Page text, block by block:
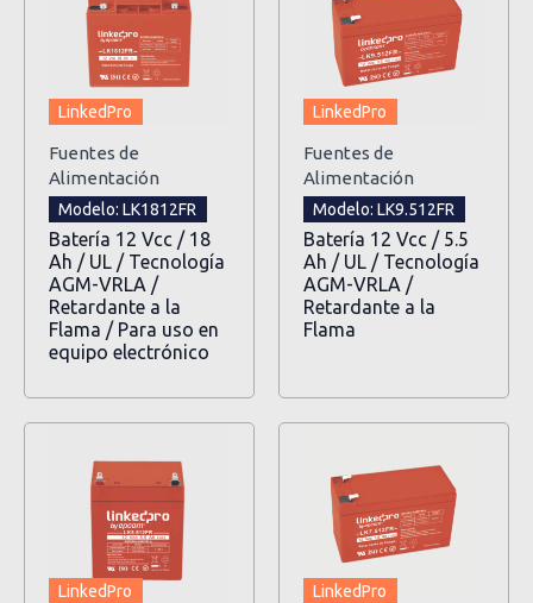
LinkedPro
Fuentes de
Alimentación
Modelo: LK1812FR
Batería 12 Vcc / 18
Ah / UL / Tecnología
AGM-VRLA /
Retardante a la
Flama / Para uso en
equipo electrónico
LinkedPro
Fuentes de
Alimentación
Modelo: LK9.512FR
Batería 12 Vcc / 5.5
Ah / UL / Tecnología
AGM-VRLA /
Retardante a la
Flama
LinkedPro LinkedPro